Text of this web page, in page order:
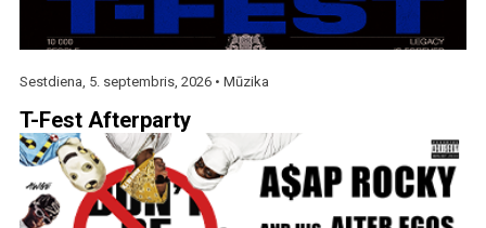
Sestdiena, 5. septembris, 2026 • Mūzika
T-Fest Afterparty